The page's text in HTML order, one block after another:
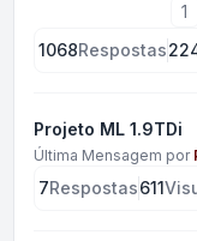
1
1068Respostas
Projeto ML 1.9TDi
Última Mensagem por
7Respostas611